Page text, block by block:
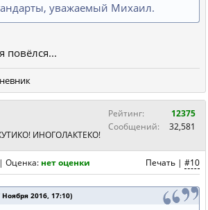
уважаемый Михаил.
повёлся...
ИНОГОЛАКТЕКО!
Рейтинг:
12375
Сообщений:
32,581
Печать | #10
| Оценка: нет оценки
2016, 17:10)